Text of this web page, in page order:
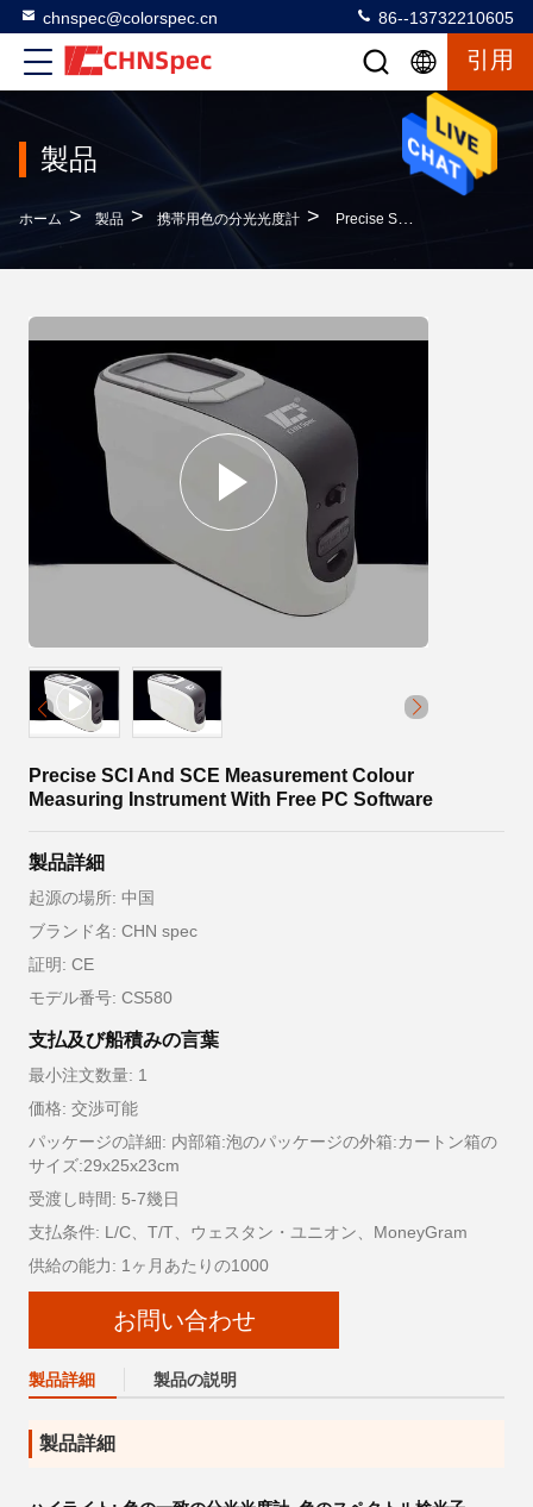
chnspec@colorspec.cn 86--13732210605
引用
製品
ホーム > 製品 > 携帯用色の分光光度計 > Precise SCI And SCE Measurement Colour Measuring Instrument With Free PC Software
Precise SCI And SCE Measurement Colour
Measuring Instrument With Free PC Software
製品詳細
起源の場所: 中国
ブランド名: CHN spec
証明: CE
モデル番号: CS580
支払及び船積みの言葉
最小注文数量: 1
価格: 交渉可能
パッケージの詳細: 内部箱:泡のパッケージの外箱:カートン箱の
サイズ:29x25x23cm
受渡し時間: 5-7幾日
支払条件: L/C、T/T、ウェスタン・ユニオン、MoneyGram
供給の能力: 1ヶ月あたりの1000
お問い合わせ
製品詳細 製品の説明
製品詳細